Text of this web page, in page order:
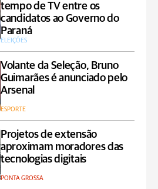
tempo de TV entre os
candidatos ao Governo do
Paraná
ELEIÇÕES
Volante da Seleção, Bruno
Guimarães é anunciado pelo
Arsenal
ESPORTE
Projetos de extensão
aproximam moradores das
tecnologias digitais
PONTA GROSSA